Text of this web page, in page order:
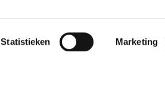
Statistieken Marketing